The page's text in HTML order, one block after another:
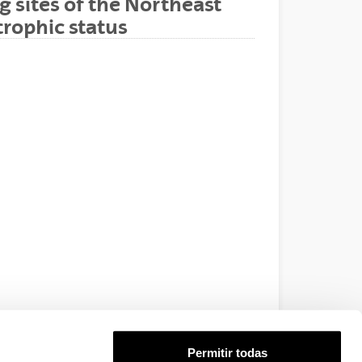
Permitir todas
status